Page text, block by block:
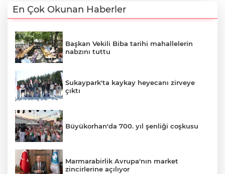
En Çok Okunan Haberler
Başkan Vekili Biba tarihi mahallelerin
nabzını tuttu
Sukaypark'ta kaykay heyecanı zirveye
çıktı
Büyükorhan'da 700. yıl şenliği coşkusu
Marmarabirlik Avrupa'nın market
zincirlerine açılıyor